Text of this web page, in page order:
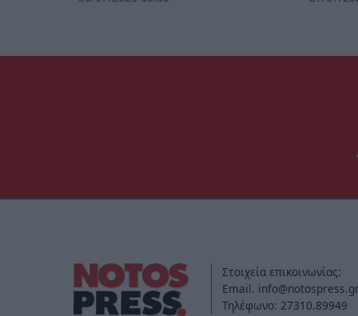
Στοιχεία επικοινωνίας:
Email. info@notospress.gr
Τηλέφωνο: 27310.89949